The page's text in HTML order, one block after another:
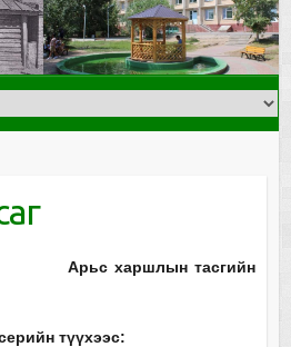
тасгийн
түүхээс: